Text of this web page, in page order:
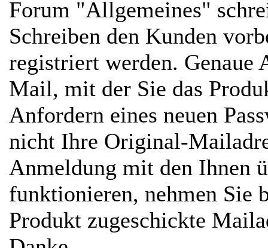
Forum "Allgemeines"
Schreiben den Kunden
registriert werden. Genaue
Mail, mit der Sie das
Anfordern eines neuen
nicht Ihre Original-
Anmeldung mit den Ihnen
funktionieren, nehmen Sie
Produkt zugeschickte